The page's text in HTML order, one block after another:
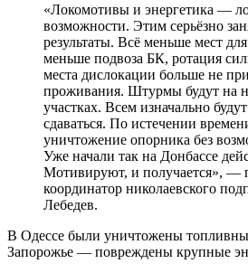
«Локомотивы и энергетика —
возможности. Этим серьёзно
результаты. Всё меньше мест
меньше подвоза БК, ротация
места дислокации больше не
проживания. Штурмы будут на
участках. Всем изначально
сдаваться. По истечении
уничтожение опорника без
Уже начали так на Донбассе
Мотивируют, и получается», —
координатор николаевского
Лебедев.
В Одессе были уничтожены
Запорожье — повреждены крупные